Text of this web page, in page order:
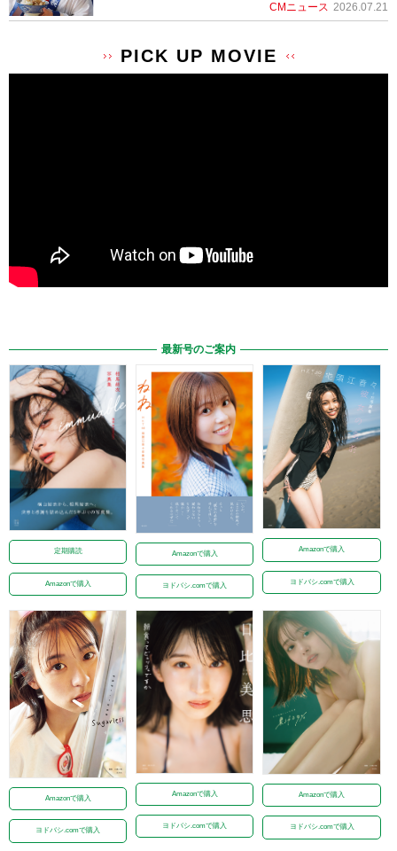
CMニュース 2026.07.21
PICK UP MOVIE
最新号のご案内
定期購読
Amazonで購入
Amazonで購入
ヨドバシ.comで購入
Amazonで購入
ヨドバシ.comで購入
Amazonで購入
ヨドバシ.comで購入
Amazonで購入
ヨドバシ.comで購入
Amazonで購入
ヨドバシ.comで購入